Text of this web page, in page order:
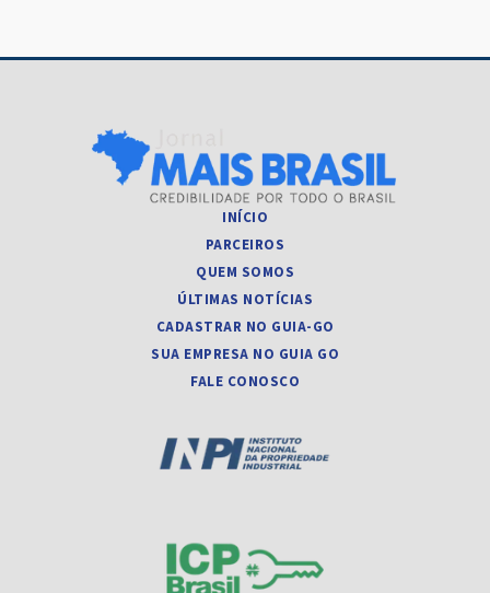
INÍCIO
PARCEIROS
QUEM SOMOS
ÚLTIMAS NOTÍCIAS
CADASTRAR NO GUIA-GO
SUA EMPRESA NO GUIA GO
FALE CONOSCO